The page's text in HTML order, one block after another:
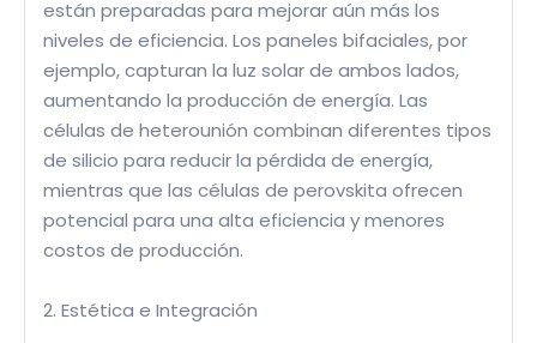
están preparadas para mejorar aún más los
niveles de eficiencia. Los paneles bifaciales, por
ejemplo, capturan la luz solar de ambos lados,
aumentando la producción de energía. Las
células de heterounión combinan diferentes tipos
de silicio para reducir la pérdida de energía,
mientras que las células de perovskita ofrecen
potencial para una alta eficiencia y menores
costos de producción.
2. Estética e Integración